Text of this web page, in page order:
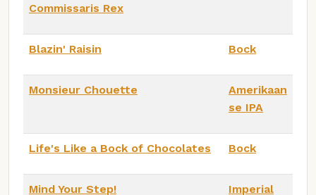
Commissaris Rex
Blazin' Raisin Bock
Monsieur Chouette
Amerikaan
se IPA
Life's Like a Bock of Chocolates Bock
Mind Your Step!
Imperial